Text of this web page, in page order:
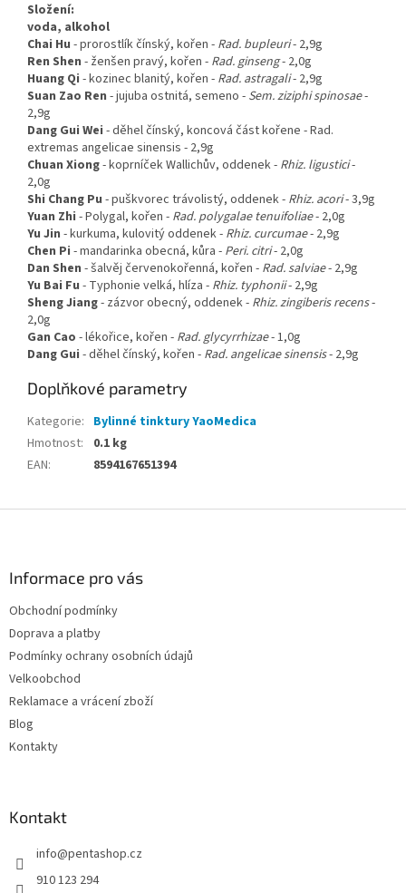
Složení:
voda, alkohol
Chai Hu -prorostlík čínský, kořen - Rad. bupleuri- 2,9g
Ren Shen - ženšen pravý, kořen - Rad. ginseng- 2,0g
Huang Qi - kozinec blanitý, kořen - Rad. astragali- 2,9g
Suan Zao Ren - jujuba ostnitá, semeno - Sem. ziziphi spinosae-
2,9g
Dang Gui Wei -děhel čínský, koncová část kořene - Rad.
extremas angelicae sinensis - 2,9g
Chuan Xiong-koprníček Wallichův, oddenek- Rhiz. ligustici-
2,0g
Shi Chang Pu -puškvorec trávolistý, oddenek- Rhiz. acori- 3,9g
Yuan Zhi -Polygal, kořen - Rad. polygalae tenuifoliae- 2,0g
Yu Jin -kurkuma, kulovitý oddenek- Rhiz. curcumae- 2,9g
Chen Pi -mandarinka obecná, kůra - Peri. citri- 2,0g
Dan Shen -šalvěj červenokořenná, kořen - Rad. salviae- 2,9g
Yu Bai Fu - Typhonie velká, hlíza - Rhiz. typhonii- 2,9g
Sheng Jiang- zázvor obecný, oddenek- Rhiz. zingiberis recens-
2,0g
Gan Cao -lékořice, kořen - Rad. glycyrrhizae- 1,0g
Dang Gui -děhel čínský, kořen - Rad. angelicae sinensis- 2,9g
Doplňkové parametry
Kategorie: Bylinné tinktury YaoMedica
Hmotnost:
0.1 kg
EAN: 8594167651394
Informace pro vás
Obchodní podmínky
Doprava a platby
Podmínky ochrany osobních údajů
Velkoobchod
Reklamace a vrácení zboží
Blog
Kontakty
Kontakt
info@pentashop.cz
910 123 294